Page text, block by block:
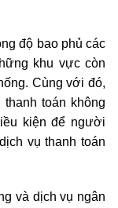
độ bao phủ các
khu vực còn
Cùng với đó,
toán không
kiện để người
vụ thanh toán
và dịch vụ ngân